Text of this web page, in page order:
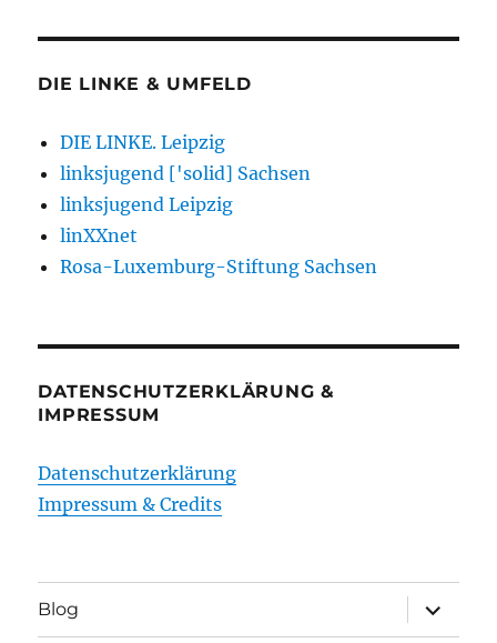
DIE LINKE & UMFELD
DIE LINKE. Leipzig
linksjugend ['solid] Sachsen
linksjugend Leipzig
linXXnet
Rosa-Luxemburg-Stiftung Sachsen
DATENSCHUTZERKLÄRUNG &
IMPRESSUM
Datenschutzerklärung
Impressum & Credits
Blog
öffnen